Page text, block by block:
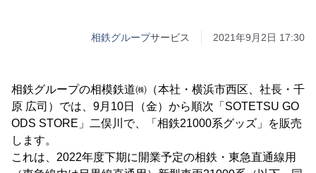
相鉄グループサービス 2021年9月2日 17:30
相鉄グループの相模鉄道㈱（本社・横浜市西区、社長・千
原 広司）では、9月10日（金）から順次「SOTETSU GO
ODS STORE」二俣川で、「相鉄21000系グッズ」を販売
します。
これは、2022年度下期に開業予定の相鉄・東急直通線用